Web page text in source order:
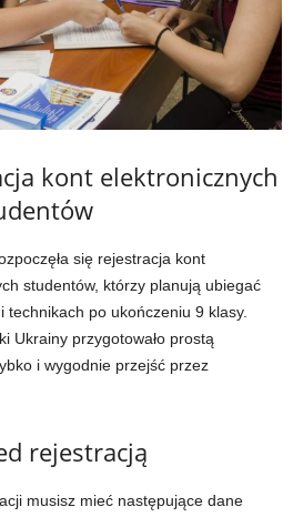
kont elektronicznych
się rejestracja kont
studentów, którzy planują ubiegać
technikach po ukończeniu 9 klasy.
Ukrainy przygotowało prostą
i wygodnie przejść przez
rejestracją
musisz mieć następujące dane